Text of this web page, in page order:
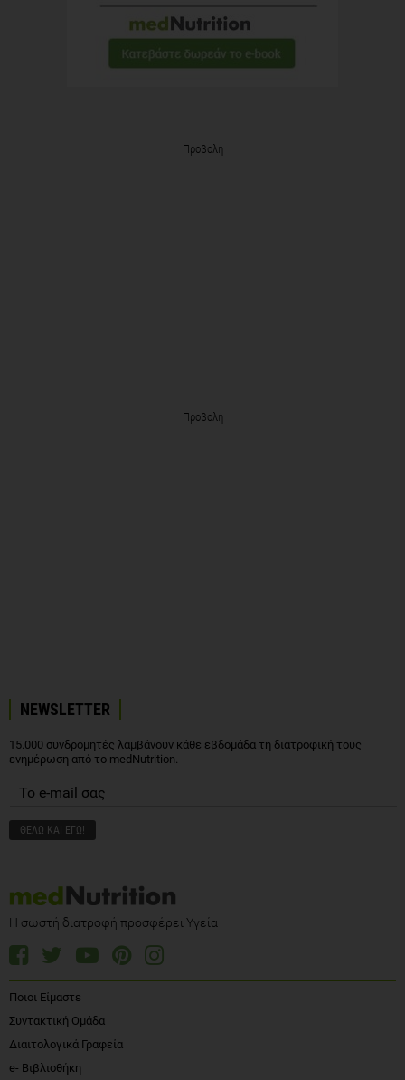
Προβολή
Προβολή
NEWSLETTER
15.000 συνδρομητές λαμβάνουν κάθε εβδομάδα τη διατροφική τους
ενημέρωση από το medNutrition.
Η σωστή διατροφή προσφέρει Υγεία
Ποιοι Είμαστε
Συντακτική Ομάδα
Διαιτολογικά Γραφεία
e- Βιβλιοθήκη